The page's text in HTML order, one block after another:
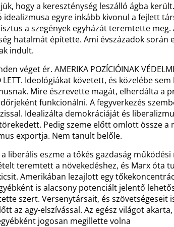
hogy a kereszténység leszálló ágba
idealizmusa egyre inkább kivonul a fejlett
a szegények egyházát teremtette meg.
hatalmát építette. Ami évszázadok során
indult.
véget ér. AMERIKA POZÍCIÓINAK
LETT. Ideológiákat követett, és közelébe
Mire észrevette magát, elherdálta a
funkcionálni. A fegyverkezés
Idealizálta demokráciáját és
Pedig szeme előtt omlott össze a
exportja. Nem tanult belőle.
liberális eszme a tőkés gazdaság
teremtett a növekedéshez, és Marx óta
Amerikában lezajlott egy
is alacsony potenciált jelentő
szert. Versenytársait, és szövetségeseit
az agy-elszívással. Az egész világot
jogosan megillette volna